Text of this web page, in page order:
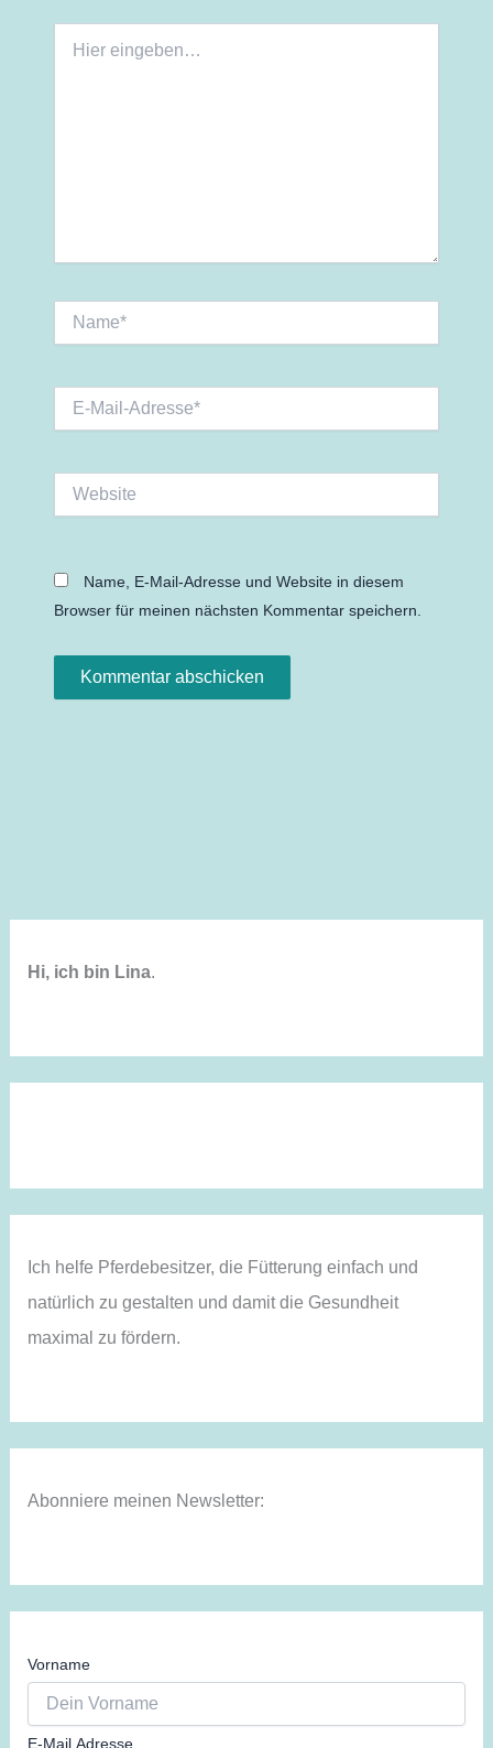
eingeben…
Mail-
Name, E-Mail-Adresse und Website in diesem
Browser für meinen nächsten Kommentar speichern.
Hi, ich bin Lina.
Ich helfe Pferdebesitzer, die Fütterung einfach und
natürlich zu gestalten und damit die Gesundheit
maximal zu fördern.
Abonniere meinen Newsletter:
Vorname
E-Mail Adresse